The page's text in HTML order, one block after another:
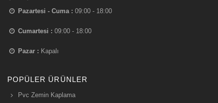
Pazartesi - Cuma : 09:00 - 18:00
Cumartesi : 09:00 - 18:00
Pazar : Kapalı
POPÜLER ÜRÜNLER
Pvc Zemin Kaplama